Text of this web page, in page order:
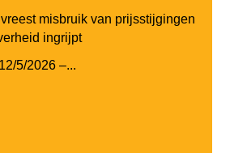
misbruik van prijsstijgingen
ingrijpt
5/2026 –...